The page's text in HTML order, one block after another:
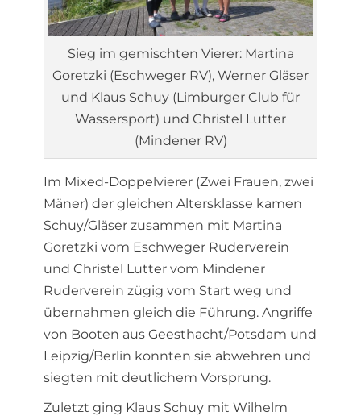
Sieg im gemischten Vierer: Martina
Goretzki (Eschweger RV), Werner Gläser
und Klaus Schuy (Limburger Club für
Wassersport) und Christel Lutter
(Mindener RV)
Im Mixed-Doppelvierer (Zwei Frauen, zwei
Mäner) der gleichen Altersklasse kamen
Schuy/Gläser zusammen mit Martina
Goretzki vom Eschweger Ruderverein
und Christel Lutter vom Mindener
Ruderverein zügig vom Start weg und
übernahmen gleich die Führung. Angriffe
von Booten aus Geesthacht/Potsdam und
Leipzig/Berlin konnten sie abwehren und
siegten mit deutlichem Vorsprung.
Zuletzt ging Klaus Schuy mit Wilhelm